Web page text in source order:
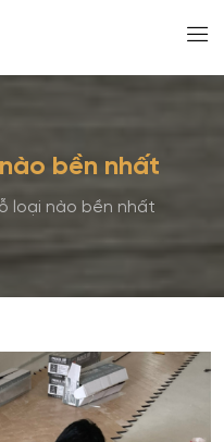
bền nhất
loại nào bền nhất